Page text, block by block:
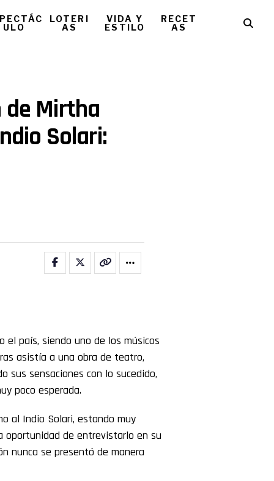
ULO
LOTERI
AS
VIDA Y
ESTILO
RECET
AS
de Mirtha
Solari:
el país, siendo uno de los músicos
asistía a una obra de teatro,
sus sensaciones con lo sucedido,
poco esperada.
al Indio Solari, estando muy
oportunidad de entrevistarlo en su
nunca se presentó de manera